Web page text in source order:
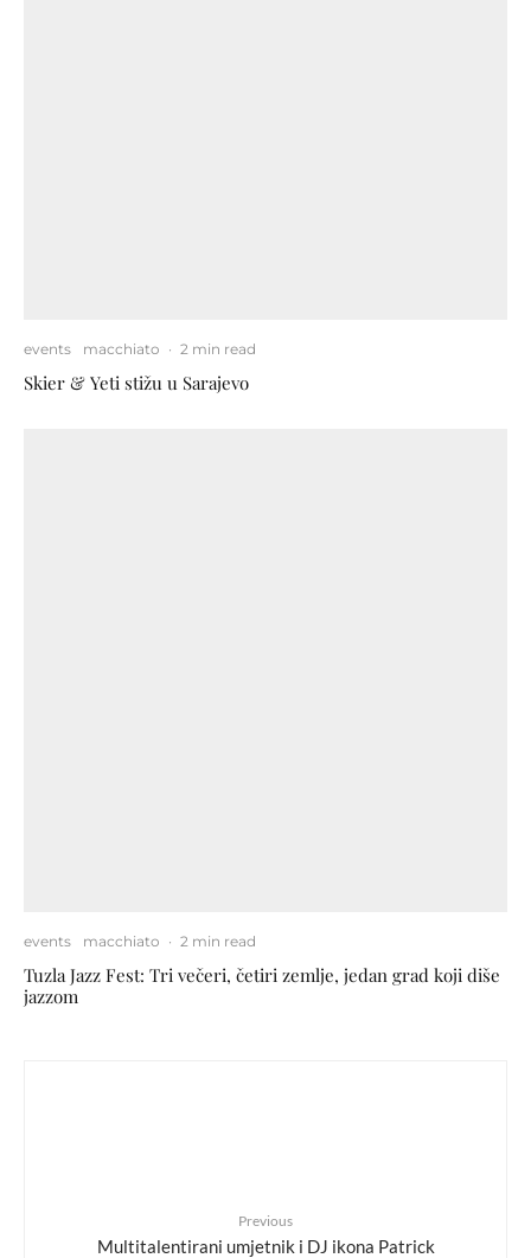
events macchiato · 2 min read
Skier & Yeti stižu u Sarajevo
events macchiato · 2 min read
Tuzla Jazz Fest: Tri večeri, četiri zemlje, jedan grad koji diše
jazzom
Previous
Multitalentirani umjetnik i DJ ikona Patrick